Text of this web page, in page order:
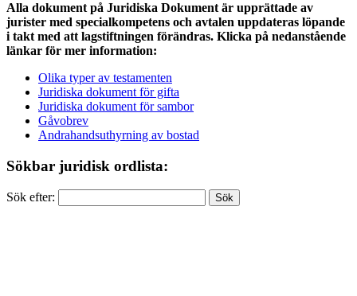
Alla dokument på Juridiska Dokument är upprättade av
jurister med specialkompetens och avtalen uppdateras löpande
i takt med att lagstiftningen förändras. Klicka på nedanstående
länkar för mer information:
Olika typer av testamenten
Juridiska dokument för gifta
Juridiska dokument för sambor
Gåvobrev
Andrahandsuthyrning av bostad
Sökbar juridisk ordlista:
Sök efter: